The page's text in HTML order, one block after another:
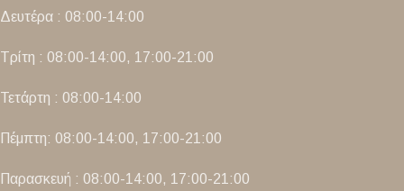
Δευτέρα : 08:00-14:00
Τρίτη : 08:00-14:00, 17:00-21:00
Τετάρτη : 08:00-14:00
Πέμπτη: 08:00-14:00, 17:00-21:00
Παρασκευή : 08:00-14:00, 17:00-21:00